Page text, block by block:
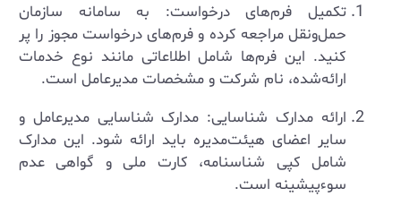
تکمیل فرم‌های درخواست: به سامانه سازمان
حمل‌ونقل مراجعه کرده و فرم‌های درخواست مجوز را پر
کنید. این فرم‌ها شامل اطلاعاتی مانند نوع خدمات
ارائه‌شده، نام شرکت و مشخصات مدیرعامل است.
ارائه مدارک شناسایی: مدارک شناسایی مدیرعامل و
سایر اعضای هیئت‌مدیره باید ارائه شود. این مدارک
شامل کپی شناسنامه، کارت ملی و گواهی عدم
سوءپیشینه است.